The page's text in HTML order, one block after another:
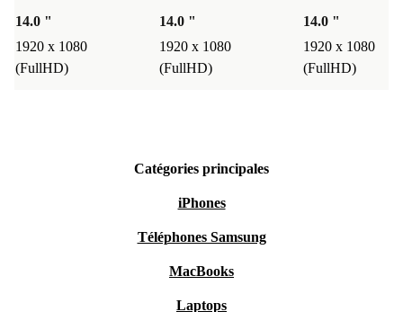
14.0 "
1920 x 1080
(FullHD)
14.0 "
1920 x 1080
(FullHD)
14.0 "
1920 x 1080
(FullHD)
Catégories principales
iPhones
Téléphones Samsung
MacBooks
Laptops